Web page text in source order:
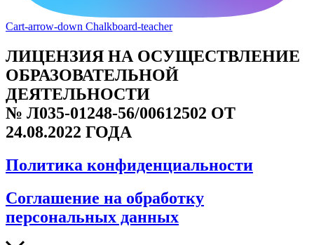
Cart-arrow-down Chalkboard-teacher
ЛИЦЕНЗИЯ НА ОСУЩЕСТВЛЕНИЕ
ОБРАЗОВАТЕЛЬНОЙ
ДЕЯТЕЛЬНОСТИ
№ Л035-01248-56/00612502 ОТ
24.08.2022 ГОДА
Политика конфиденциальности
Соглашение на обработку
персональных данных